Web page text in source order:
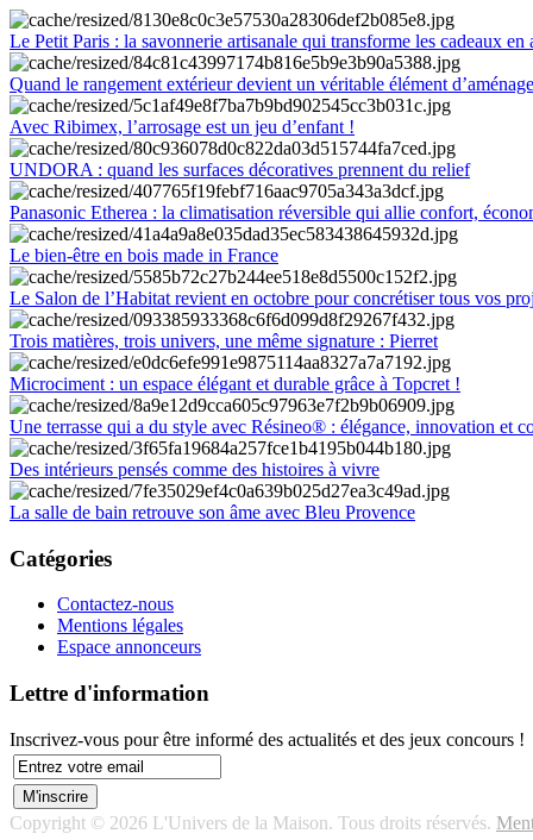
Le Petit Paris : la savonnerie artisanale qui transforme les cadeaux en
Quand le rangement extérieur devient un véritable élément
Avec Ribimex, l’arrosage est un jeu d’enfant !
UNDORA : quand les surfaces décoratives prennent du relief
Panasonic Etherea : la climatisation réversible qui allie confort,
Le bien-être en bois made in France
Le Salon de l’Habitat revient en octobre pour concrétiser tous vos
Trois matières, trois univers, une même signature : Pierret
Microciment : un espace élégant et durable grâce à Topcret !
Une terrasse qui a du style avec Résineo® : élégance, innovation et
Des intérieurs pensés comme des histoires à vivre
La salle de bain retrouve son âme avec Bleu Provence
Catégories
Contactez-nous
Mentions légales
Espace annonceurs
Lettre d'information
Inscrivez-vous pour être informé des actualités et des jeux concours !
Copyright © 2026 L'Univers de la Maison. Tous droits réservés.